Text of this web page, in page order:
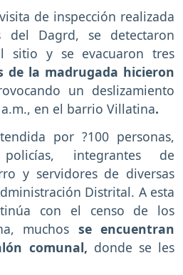
de inspección realizada
del Dagrd, se detectaron
sitio y se evacuaron tres
de la madrugada hicieron
un deslizamiento
en el barrio Villatina.
por ?100 personas,
integrantes de
y servidores de diversas
Distrital. A esta
con el censo de los
muchos se encuentran
comunal, donde se les